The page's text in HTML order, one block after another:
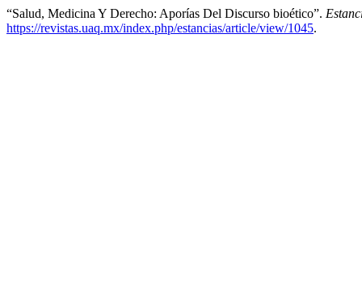
“Salud, Medicina Y Derecho: Aporías Del Discurso bioético”.
https://revistas.uaq.mx/index.php/estancias/article/view/1045.